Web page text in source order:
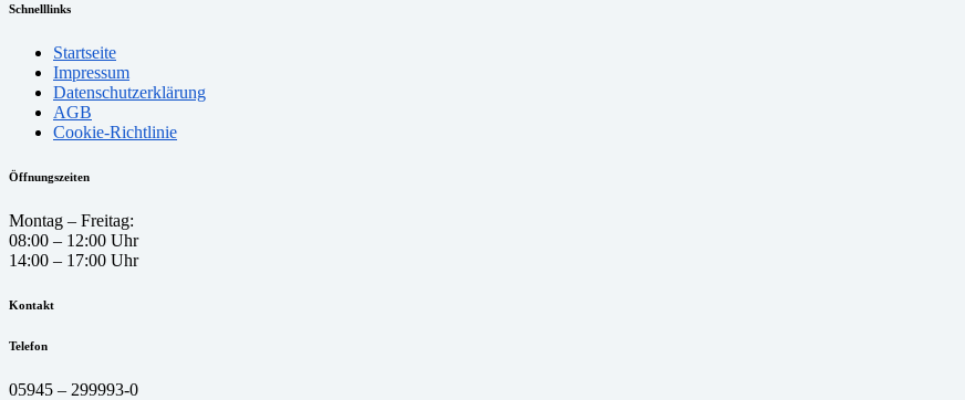
Schnelllinks
Startseite
Impressum
Datenschutzerklärung
AGB
Cookie-Richtlinie
Öffnungszeiten
Montag – Freitag:
08:00 – 12:00 Uhr
14:00 – 17:00 Uhr
Kontakt
Telefon
05945 – 299993-0